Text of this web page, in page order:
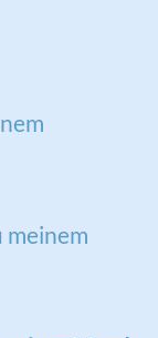
meinem